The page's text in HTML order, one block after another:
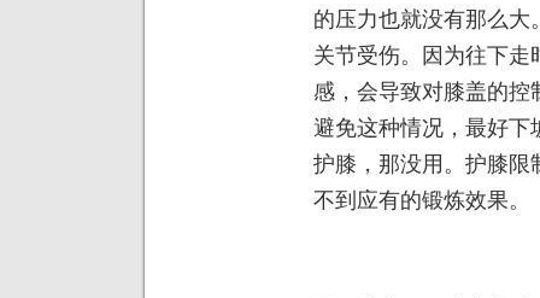
的压力也就没有那么
关节受伤。因为往下
感，会导致对膝盖的
避免这种情况，最好下
护膝，那没用。护膝限
不到应有的锻炼效果。